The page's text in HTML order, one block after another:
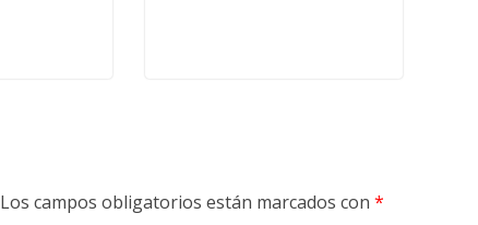
Los campos obligatorios están marcados con *